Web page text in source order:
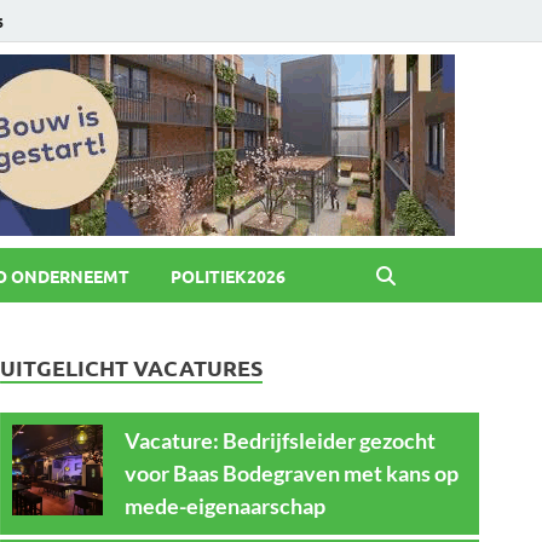
ONDERNEEMT POLITIEK2026
UITGELICHT VACATURES
Vacature: Bedrijfsleider gezocht
voor Baas Bodegraven met kans op
mede-eigenaarschap